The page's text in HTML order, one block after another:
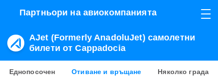
Партньори на авиокомпанията
AJet (Formerly AnadoluJet) самолетни
билети от Cappadocia
Еднопосочен Отиване и връщане Няколко града